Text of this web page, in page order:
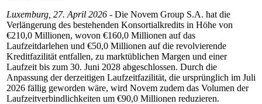
Luxemburg, 27. April 2026 - Die Novem Group S.A. hat die
Verlängerung des bestehenden Konsortialkredits in Höhe von
€210,0 Millionen, wovon €160,0 Millionen auf das
Laufzeitdarlehen und €50,0 Millionen auf die revolvierende
Kreditfazilität entfallen, zu marktüblichen Margen und einer
Laufzeit bis zum 30. Juni 2028 abgeschlossen. Durch die
Anpassung der derzeitigen Laufzeitfazilität, die ursprünglich im Juli
2026 fällig geworden wäre, wird Novem zudem das Volumen der
Laufzeitverbindlichkeiten um €90,0 Millionen reduzieren.